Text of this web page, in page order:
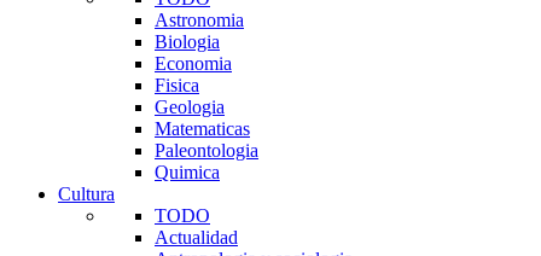
Astronomia
Biologia
Economia
Fisica
Geologia
Matematicas
Paleontologia
Quimica
Cultura
TODO
Actualidad